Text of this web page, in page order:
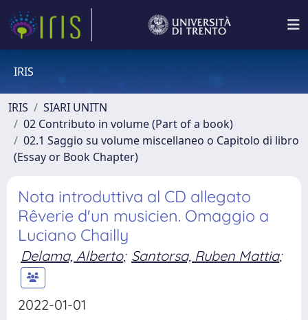
IRIS
IRIS
SIARI UNITN
02 Contributo in volume (Part of a book)
02.1 Saggio su volume miscellaneo o Capitolo di libro
(Essay or Book Chapter)
Nota introduttiva al CD allegato
Rêverie d'un musicien. Omaggio a
Luciano Chailly
Delama, Alberto; Santorsa, Ruben Mattia;
2022-01-01